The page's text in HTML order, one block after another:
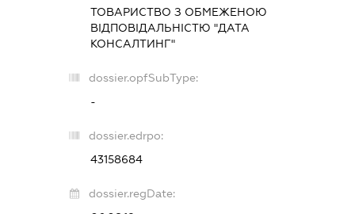
ТОВАРИСТВО З ОБМЕЖЕНОЮ
ВІДПОВІДАЛЬНІСТЮ "ДАТА
КОНСАЛТИНГ"
dossier.opfSubType:
-
dossier.edrpo:
43158684
dossier.regDate: